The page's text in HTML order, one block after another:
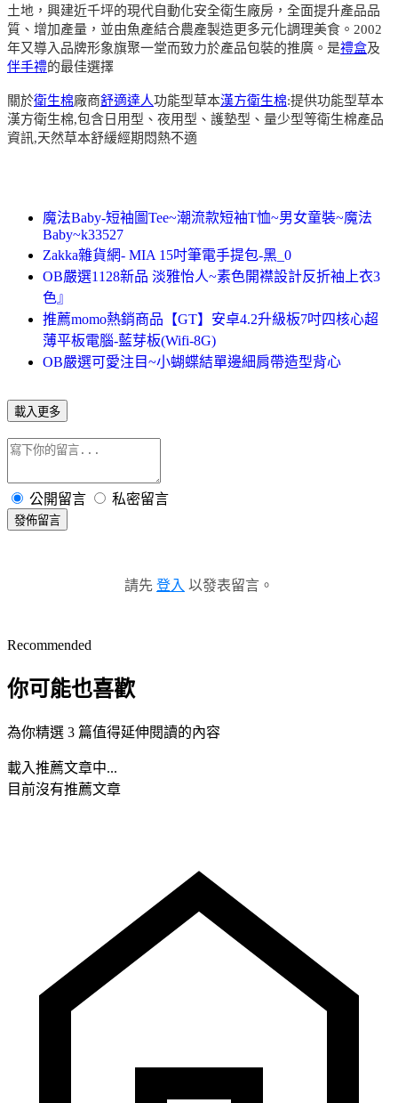
土地，興建近千坪的現代自動化安全衛生廠房，全面提升產品品
質、增加產量，並由魚產結合農產製造更多元化調理美食。2002
年又導入品牌形象旗聚一堂而致力於產品包裝的推廣。是禮盒及
伴手禮的最佳選擇
關於衛生棉廠商舒適達人功能型草本漢方衛生棉:提供功能型草本
漢方衛生棉,包含日用型、夜用型、護墊型、量少型等衛生棉產品
資訊,天然草本舒緩經期悶熱不適
魔法Baby-短袖圖Tee~潮流款短袖T恤~男女童裝~魔法
Baby~k33527
Zakka雜貨網- MIA 15吋筆電手提包-黑_0
OB嚴選1128新品 淡雅怡人~素色開襟設計反折袖上衣3
色』
推薦momo熱銷商品【GT】安卓4.2升級板7吋四核心超
薄平板電腦-藍芽板(Wifi-8G)
OB嚴選可愛注目~小蝴蝶結單邊細肩帶造型背心
載入更多
公開留言 私密留言
發佈留言
請先 登入 以發表留言。
Recommended
你可能也喜歡
為你精選 3 篇值得延伸閱讀的內容
載入推薦文章中...
目前沒有推薦文章